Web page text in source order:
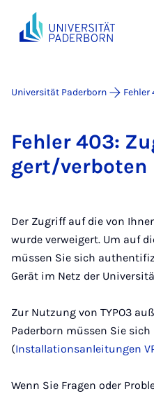
Universität Paderborn Fehler
Feh­ler 403:
gert/ver­bo­ten
Der Zugriff auf die von
wurde verweigert. Um auf
müssen Sie sich
Gerät im Netz der
Zur Nutzung von TYPO3
Paderborn müssen Sie sich
(Installationsanleitungen
Wenn Sie Fragen oder